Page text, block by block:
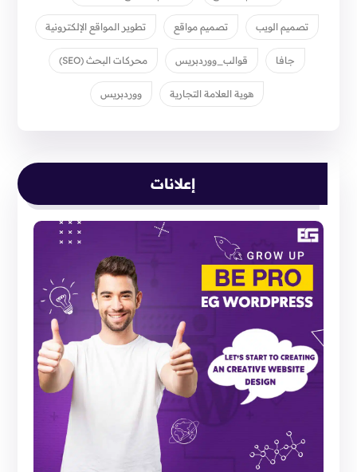
تصميم الويب تصميم مواقع تطوير المواقع الإلكترونية
جافا قوالب_ووردبريس محركات البحث (SEO)
هوية العلامة التجارية ووردبريس
إعلانات